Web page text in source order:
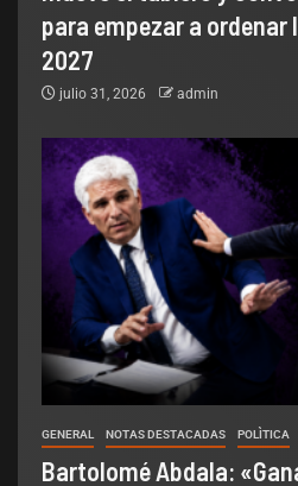
para empezar a ordenar
2027
julio 31, 2026 admin
GENERAL NOTAS DESTACADAS POLÌTICA
Bartolomé Abdala: